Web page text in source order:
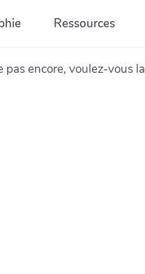
Ressources
encore, voulez-vous la